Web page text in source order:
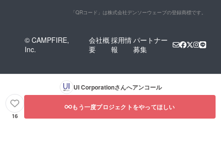
「QRコード」は株式会社デンソーウェーブの登録商標です。
© CAMPFIRE,
Inc.
会社概
要
採用情
報
パートナー
募集
UI Corporationさんへアンコール
16
もう一度プロジェクトをやってほしい